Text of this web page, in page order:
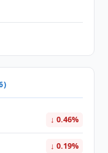
↓ 0.46%
↓ 0.19%